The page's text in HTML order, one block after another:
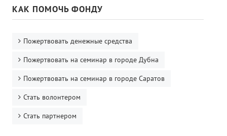
КАК ПОМОЧЬ ФОНДУ
Пожертвовать денежные средства
Пожертвовать на семинар в городе Дубна
Пожертвовать на семинар в городе Саратов
Стать волонтером
Стать партнером